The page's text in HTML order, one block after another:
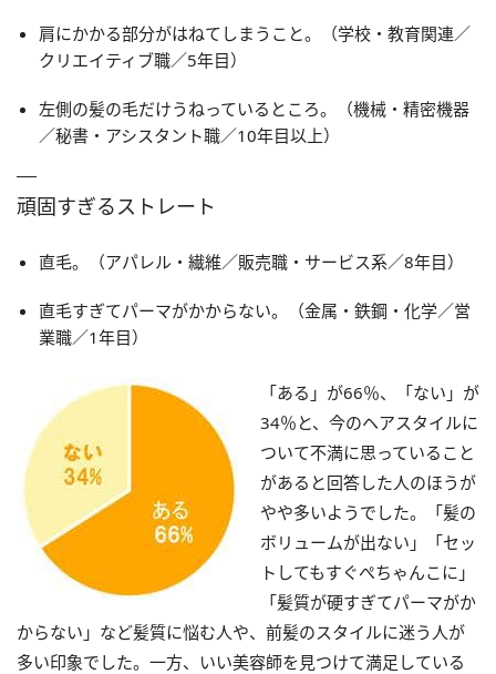
肩にかかる部分がはねてしまうこと。（学校・教育関連／
クリエイティブ職／5年目）
左側の髪の毛だけうねっているところ。（機械・精密機器
／秘書・アシスタント職／10年目以上）
頑固すぎるストレート
直毛。（アパレル・繊維／販売職・サービス系／8年目）
直毛すぎてパーマがかからない。（金属・鉄鋼・化学／営
業職／1年目）
「ある」が66％、「ない」が
34％と、今のヘアスタイルに
ついて不満に思っていること
があると回答した人のほうが
やや多いようでした。「髪の
ボリュームが出ない」「セッ
トしてもすぐぺちゃんこに」
「髪質が硬すぎてパーマがか
からない」など髪質に悩む人や、前髪のスタイルに迷う人が
多い印象でした。一方、いい美容師を見つけて満足している